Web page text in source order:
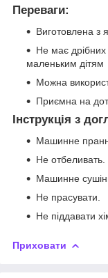
Переваги:
Виготовлена з
Не має дрібних
маленьким дітям
Можна
Приємна на
Інструкція з
Машинне
Не отбеливать.
Машинне
Не прасувати.
Не піддавати
Приховати